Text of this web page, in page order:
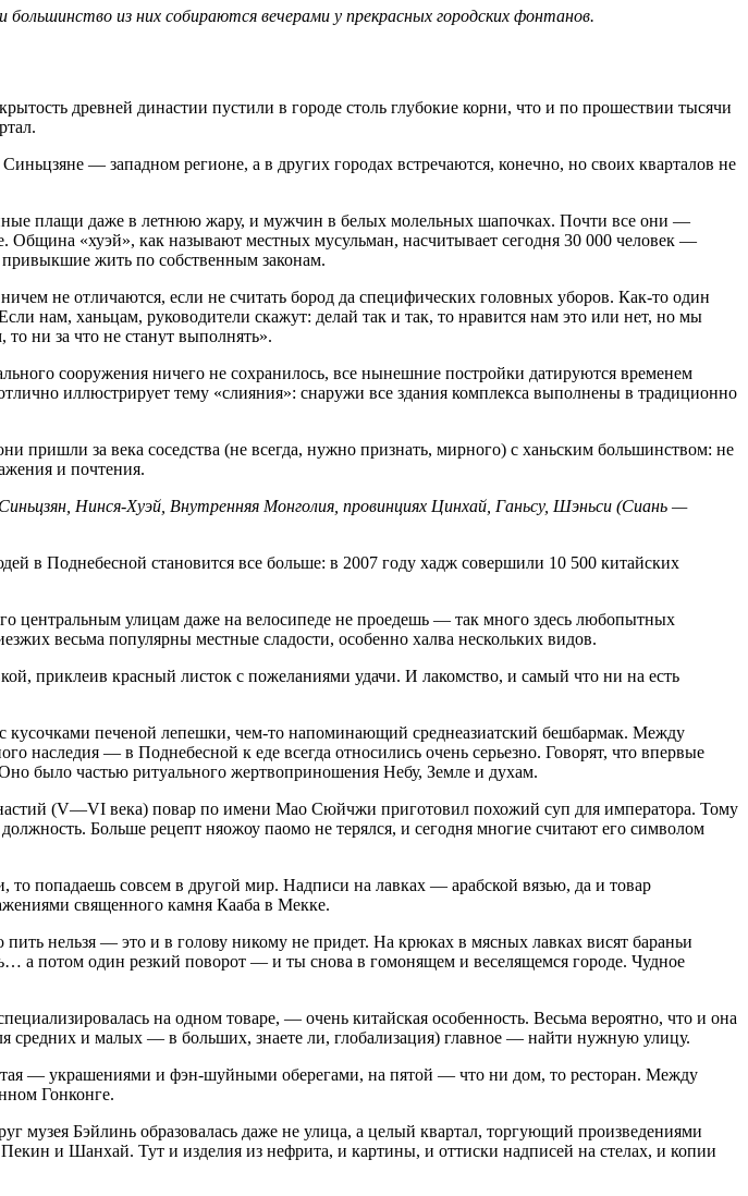
из них собираются вечерами у прекрасных городских фонтанов.
древней династии пустили в городе столь глубокие корни, что и по прошествии тысячи
— западном регионе, а в других городах встречаются, конечно, но своих кварталов не
плащи даже в летнюю жару, и мужчин в белых молельных шапочках. Почти все они —
«хуэй», как называют местных мусульман, насчитывает сегодня 30 000 человек —
жить по собственным законам.
не отличаются, если не считать бород да специфических головных уборов. Как-то один
нам, ханьцам, руководители скажут: делай так и так, то нравится нам это или нет, но мы
ни за что не станут выполнять».
сооружения ничего не сохранилось, все нынешние постройки датируются временем
иллюстрирует тему «слияния»: снаружи все здания комплекса выполнены в традиционно
пришли за века соседства (не всегда, нужно признать, мирного) с ханьским большинством: не
и почтения.
Нинся-Хуэй, Внутренняя Монголия, провинциях Цинхай, Ганьсу, Шэньси (Сиань —
в Поднебесной становится все больше: в 2007 году хадж совершили 10 500 китайских
улицам даже на велосипеде не проедешь — так много здесь любопытных
весьма популярны местные сладости, особенно халва нескольких видов.
приклеив красный листок с пожеланиями удачи. И лакомство, и самый что ни на есть
печеной лепешки, чем-то напоминающий среднеазиатский бешбармак. Между
наследия — в Поднебесной к еде всегда относились очень серьезно. Говорят, что впервые
было частью ритуального жертвоприношения Небу, Земле и духам.
(V—VI века) повар по имени Мао Сюйчжи приготовил похожий суп для императора. Тому
Больше рецепт няожоу паомо не терялся, и сегодня многие считают его символом
то попадаешь совсем в другой мир. Надписи на лавках — арабской вязью, да и товар
священного камня Кааба в Мекке.
нельзя — это и в голову никому не придет. На крюках в мясных лавках висят бараньи
а потом один резкий поворот — и ты снова в гомонящем и веселящемся городе. Чудное
на одном товаре, — очень китайская особенность. Весьма вероятно, что и она
средних и малых — в больших, знаете ли, глобализация) главное — найти нужную улицу.
— украшениями и фэн-шуйными оберегами, на пятой — что ни дом, то ресторан. Между
Гонконге.
музея Бэйлинь образовалась даже не улица, а целый квартал, торгующий произведениями
и Шанхай. Тут и изделия из нефрита, и картины, и оттиски надписей на стелах, и копии